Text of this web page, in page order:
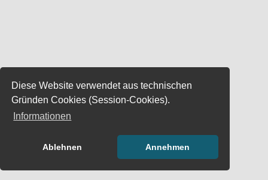
Diese Website verwendet aus technischen
Gründen Cookies (Session-Cookies).
Informationen
Ablehnen Annehmen